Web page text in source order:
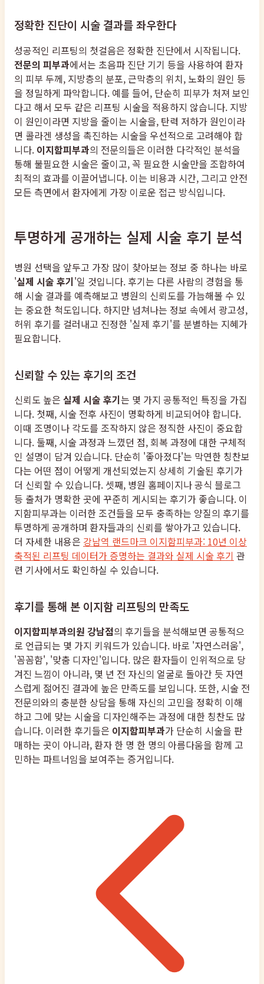
정확한 진단이 시술 결과를 좌우한다
성공적인 리프팅의 첫걸음은 정확한 진단에서 시작됩니다.
전문의 피부과에서는 초음파 진단 기기 등을 사용하여 환자
의 피부 두께, 지방층의 분포, 근막층의 위치, 노화의 원인 등
을 정밀하게 파악합니다. 예를 들어, 단순히 피부가 처져 보인
다고 해서 모두 같은 리프팅 시술을 적용하지 않습니다. 지방
이 원인이라면 지방을 줄이는 시술을, 탄력 저하가 원인이라
면 콜라겐 생성을 촉진하는 시술을 우선적으로 고려해야 합
니다. 이지함피부과의 전문의들은 이러한 다각적인 분석을
통해 불필요한 시술은 줄이고, 꼭 필요한 시술만을 조합하여
최적의 효과를 이끌어냅니다. 이는 비용과 시간, 그리고 안전
모든 측면에서 환자에게 가장 이로운 접근 방식입니다.
투명하게 공개하는 실제 시술 후기 분석
병원 선택을 앞두고 가장 많이 찾아보는 정보 중 하나는 바로
'실제 시술 후기'일 것입니다. 후기는 다른 사람의 경험을 통
해 시술 결과를 예측해보고 병원의 신뢰도를 가늠해볼 수 있
는 중요한 척도입니다. 하지만 넘쳐나는 정보 속에서 광고성,
허위 후기를 걸러내고 진정한 '실제 후기'를 분별하는 지혜가
필요합니다.
신뢰할 수 있는 후기의 조건
신뢰도 높은 실제 시술 후기는 몇 가지 공통적인 특징을 가집
니다. 첫째, 시술 전후 사진이 명확하게 비교되어야 합니다.
이때 조명이나 각도를 조작하지 않은 정직한 사진이 중요합
니다. 둘째, 시술 과정과 느꼈던 점, 회복 과정에 대한 구체적
인 설명이 담겨 있습니다. 단순히 '좋아졌다'는 막연한 칭찬보
다는 어떤 점이 어떻게 개선되었는지 상세히 기술된 후기가
더 신뢰할 수 있습니다. 셋째, 병원 홈페이지나 공식 블로그
등 출처가 명확한 곳에 꾸준히 게시되는 후기가 좋습니다. 이
지함피부과는 이러한 조건들을 모두 충족하는 양질의 후기를
투명하게 공개하며 환자들과의 신뢰를 쌓아가고 있습니다.
더 자세한 내용은 강남역 랜드마크 이지함피부과: 10년 이상
축적된 리프팅 데이터가 증명하는 결과와 실제 시술 후기 관
련 기사에서도 확인하실 수 있습니다.
후기를 통해 본 이지함 리프팅의 만족도
이지함피부과의원 강남점의 후기들을 분석해보면 공통적으
로 언급되는 몇 가지 키워드가 있습니다. 바로 '자연스러움',
'꼼꼼함', '맞춤 디자인'입니다. 많은 환자들이 인위적으로 당
겨진 느낌이 아니라, 몇 년 전 자신의 얼굴로 돌아간 듯 자연
스럽게 젊어진 결과에 높은 만족도를 보입니다. 또한, 시술 전
전문의와의 충분한 상담을 통해 자신의 고민을 정확히 이해
하고 그에 맞는 시술을 디자인해주는 과정에 대한 칭찬도 많
습니다. 이러한 후기들은 이지함피부과가 단순히 시술을 판
매하는 곳이 아니라, 환자 한 명 한 명의 아름다움을 함께 고
민하는 파트너임을 보여주는 증거입니다.